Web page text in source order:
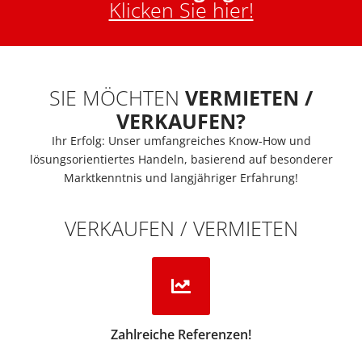
Klicken Sie hier!
SIE MÖCHTEN VERMIETEN /
VERKAUFEN?
Ihr Erfolg: Unser umfangreiches Know-How und
lösungsorientiertes Handeln, basierend auf besonderer
Marktkenntnis und langjähriger Erfahrung!
VERKAUFEN / VERMIETEN
Zahlreiche Referenzen!